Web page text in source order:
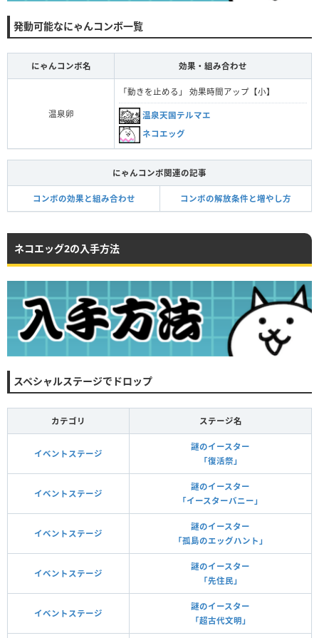
発動可能なにゃんコンボ一覧
にゃんコンボ名 効果・組み合わせ
温泉卵
「動きを止める」 効果時間アップ【小】
温泉天国テルマエ
ネコエッグ
にゃんコンボ関連の記事
コンボの効果と組み合わせ コンボの解放条件と増やし方
ネコエッグ2の入手方法
スペシャルステージでドロップ
カテゴリ ステージ名
イベントステージ
謎のイースター
「復活祭」
イベントステージ
謎のイースター
「イースターバニー」
イベントステージ
謎のイースター
「孤島のエッグハント」
イベントステージ
謎のイースター
「先住民」
イベントステージ
謎のイースター
「超古代文明」